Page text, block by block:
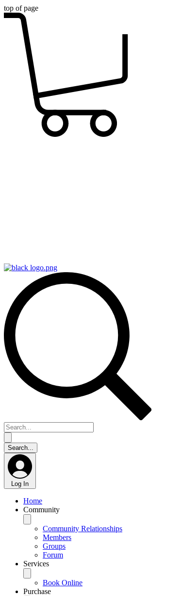
top of page
Log In
Home
Community
Community Relationships
Members
Groups
Forum
Services
Book Online
Purchase